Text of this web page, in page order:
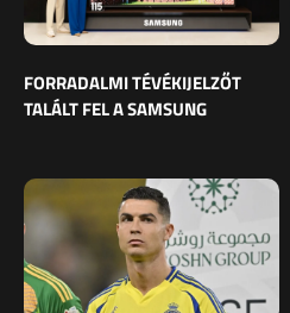
FORRADALMI TÉVÉKIJELZŐT
TALÁLT FEL A SAMSUNG